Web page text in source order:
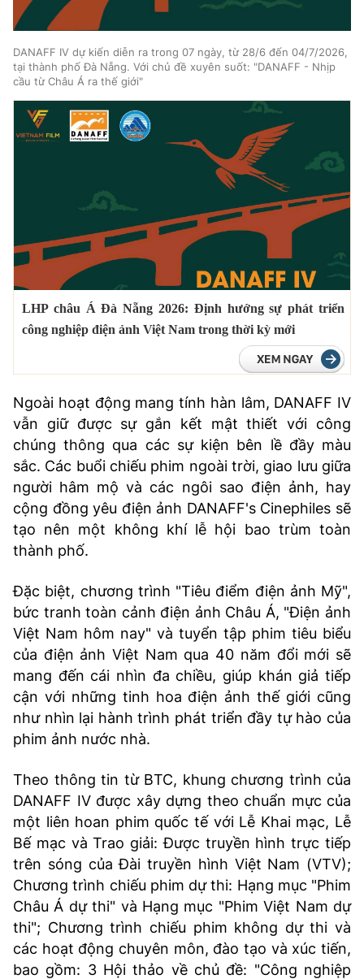
DANAFF IV dự kiến diễn ra trong 07 ngày, từ 28/6 đến 04/7/2026,
tại thành phố Đà Nẵng. Với chủ đề xuyên suốt: "DANAFF - Nhịp
cầu từ Châu Á ra thế giới"
LHP châu Á Đà Nẵng 2026: Định hướng sự phát triển
công nghiệp điện ảnh Việt Nam trong thời kỳ mới
Ngoài hoạt động mang tính hàn lâm, DANAFF IV
vẫn giữ được sự gắn kết mật thiết với công
chúng thông qua các sự kiện bên lề đầy màu
sắc. Các buổi chiếu phim ngoài trời, giao lưu giữa
người hâm mộ và các ngôi sao điện ảnh, hay
cộng đồng yêu điện ảnh DANAFF's Cinephiles sẽ
tạo nên một không khí lễ hội bao trùm toàn
thành phố.
Đặc biệt, chương trình "Tiêu điểm điện ảnh Mỹ",
bức tranh toàn cảnh điện ảnh Châu Á, "Điện ảnh
Việt Nam hôm nay" và tuyển tập phim tiêu biểu
của điện ảnh Việt Nam qua 40 năm đổi mới sẽ
mang đến cái nhìn đa chiều, giúp khán giả tiếp
cận với những tinh hoa điện ảnh thế giới cũng
như nhìn lại hành trình phát triển đầy tự hào của
phim ảnh nước nhà.
Theo thông tin từ BTC, khung chương trình của
DANAFF IV được xây dựng theo chuẩn mực của
một liên hoan phim quốc tế với Lễ Khai mạc, Lễ
Bế mạc và Trao giải: Được truyền hình trực tiếp
trên sóng của Đài truyền hình Việt Nam (VTV);
Chương trình chiếu phim dự thi: Hạng mục "Phim
Châu Á dự thi" và Hạng mục "Phim Việt Nam dự
thi"; Chương trình chiếu phim không dự thi và
các hoạt động chuyên môn, đào tạo và xúc tiến,
bao gồm: 3 Hội thảo về chủ đề: "Công nghiệp